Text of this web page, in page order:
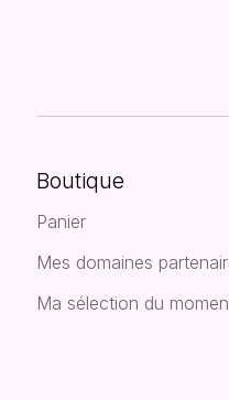
Boutique
Panier
Mes domaines
Ma sélection du